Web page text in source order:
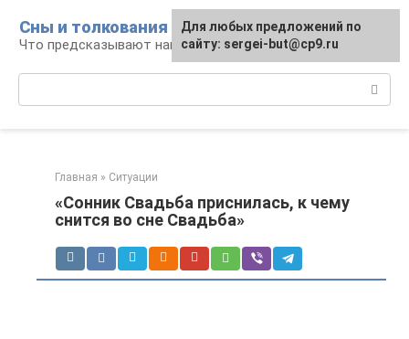
контенту
Сны и толкования
Что предсказывают нам наши сны
Главная » Ситуации
«Сонник Свадьба приснилась, к чему
снится во сне Свадьба»
Для любых предложений по
сайту: sergei-but@cp9.ru